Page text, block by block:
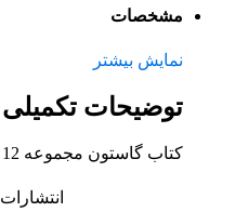
مشخصات
نمایش بیشتر
توضیحات تکمیلی
کتاب گاستون مجموعه 12 جلدی اثر ماتیو دولوبیه
انتشارات